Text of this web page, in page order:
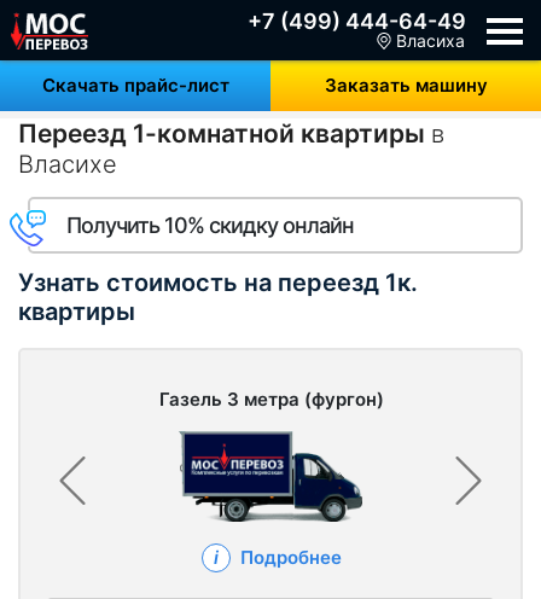
+7 (499) 444-64-49
Скачать прайс-лист Заказать машину
Власиха
Переезд 1-комнатной квартиры в
Власихе
Получить 10% скидку онлайн
Узнать стоимость на переезд 1к.
квартиры
Газель 3 метра (фургон)
Подробнее